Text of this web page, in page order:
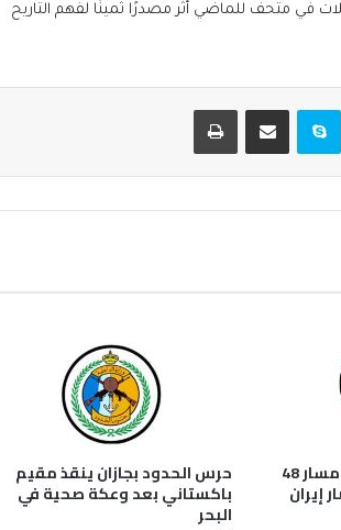
في متحف للماضي أثر مصدرًا ثمينًا لفهم التاريح
سكايب مشاركة عبر البريد طباعة
سنتكوم يكشف تحويل مسار 48
إيران
حرس الحدود بجازان ينقذ مقيم
باكستاني بعد وعكة صحية في
البحر